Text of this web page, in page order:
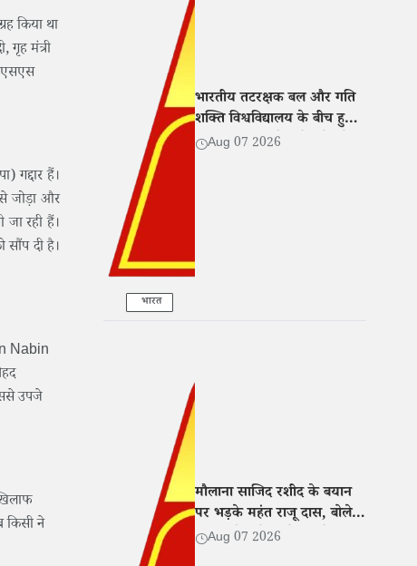
किया था
गृह मंत्री
हैं।
जोड़ा और
जा रही हैं।
सौंप दी है।
Nabin
उपजे
किसी ने
भारत
भारतीय तटरक्षक बल और गति
शक्ति विश्वविद्यालय के बीच हुआ
MoU, शिक्षा और शोध में बढ़ेगा
Aug 07 2026
मौलाना साजिद रशीद के बयान
पर भड़के महंत राजू दास, बोले-
नफरत फैलाने वालों पर हो सख्त
Aug 07 2026